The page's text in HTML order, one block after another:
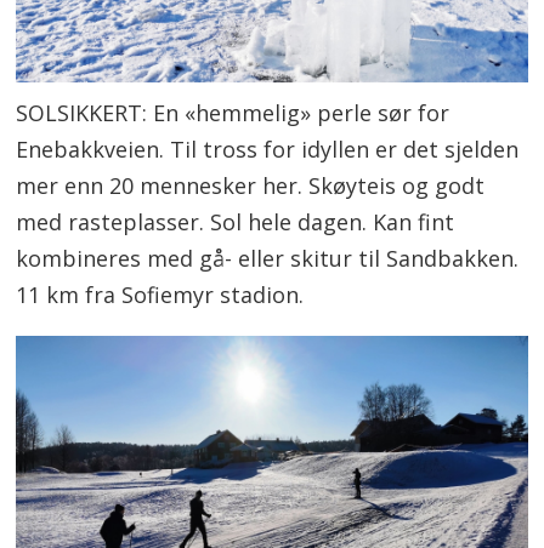
SOLSIKKERT: En «hemmelig» perle sør for
Enebakkveien. Til tross for idyllen er det sjelden
mer enn 20 mennesker her. Skøyteis og godt
med rasteplasser. Sol hele dagen. Kan fint
kombineres med gå- eller skitur til Sandbakken.
11 km fra Sofiemyr stadion.